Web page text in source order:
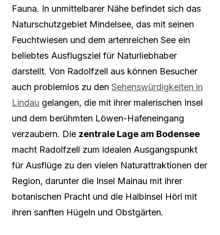
Fauna. In unmittelbarer Nähe befindet sich das
Naturschutzgebiet Mindelsee, das mit seinen
Feuchtwiesen und dem artenreichen See ein
beliebtes Ausflugsziel für Naturliebhaber
darstellt. Von Radolfzell aus können Besucher
auch problemlos zu den Sehenswürdigkeiten in
Lindau gelangen, die mit ihrer malerischen Insel
und dem berühmten Löwen-Hafeneingang
verzaubern. Die zentrale Lage am Bodensee
macht Radolfzell zum idealen Ausgangspunkt
für Ausflüge zu den vielen Naturattraktionen der
Region, darunter die Insel Mainau mit ihrer
botanischen Pracht und die Halbinsel Höri mit
ihren sanften Hügeln und Obstgärten.